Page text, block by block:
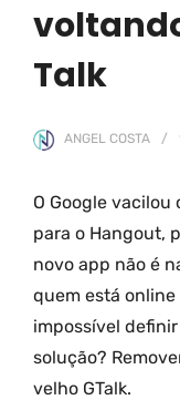
Talk
ANGEL COSTA
O Google vacilou
para o Hangout,
novo app não é
quem está online
impossível
solução?
velho GTalk.